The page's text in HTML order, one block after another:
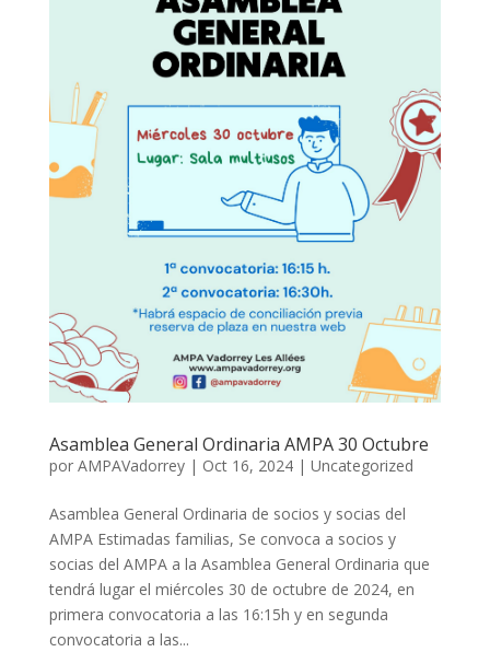
Asamblea General Ordinaria AMPA 30 Octubre
por AMPAVadorrey| Oct 16, 2024| Uncategorized
Asamblea General Ordinaria de socios y socias del
AMPA Estimadas familias, Se convoca a socios y
socias del AMPA a la Asamblea General Ordinaria que
tendrá lugar el miércoles 30 de octubre de 2024, en
primera convocatoria a las 16:15h y en segunda
convocatoria a las...